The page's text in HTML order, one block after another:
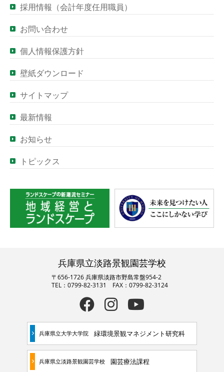
採用情報（会計年度任用職員）
お問い合わせ
個人情報保護方針
壁紙ダウンロード
サイトマップ
最新情報
お知らせ
トピックス
兵庫県立淡路景観園芸学校
〒656-1726 兵庫県淡路市野島常盤954-2
TEL：0799-82-3131 FAX：0799-82-3124
兵庫県立大学大学院 緑環境景観マネジメント研究科
兵庫県立淡路景観園芸学校 園芸療法課程